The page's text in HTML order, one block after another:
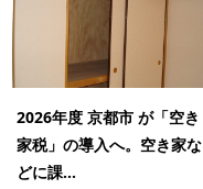
2026年度 京都市 が「空き
家税」の導入へ。空き家な
どに課...